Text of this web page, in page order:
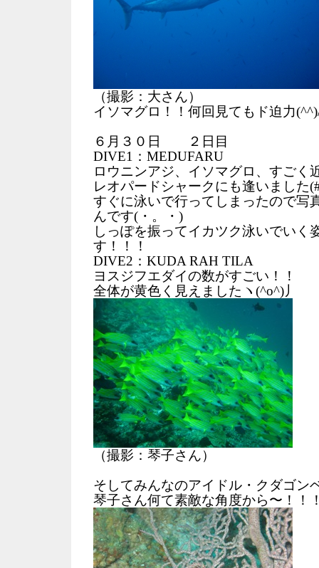
（撮影：大さん）
イソマグロ！！何回見てもド迫力
６月３０日 ２日目
DIVE1：MEDUFARU
ロウニンアジ、イソマグロ、すごく
レオパードシャークにも逢いました
すぐに泳いで行ってしまったので写
んです(・。・)
しっぽを振ってイカツク泳いでいく
す！！！
DIVE2：KUDA RAH TILA
ヨスジフエダイの数がすごい！！
全体が黄色く見えましたヽ(^o^)丿
（撮影：琴子さん）
そしてみんなのアイドル・クダゴン
琴子さん何て素敵な角度から〜！！